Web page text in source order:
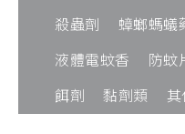
殺蟲劑
蟑螂螞蟻
液體電蚊香
防蚊
餌劑
黏劑類